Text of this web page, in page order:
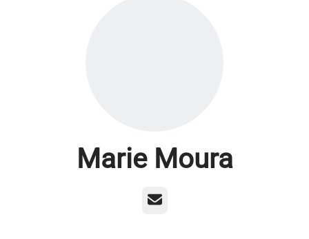
Marie Moura
E-mail